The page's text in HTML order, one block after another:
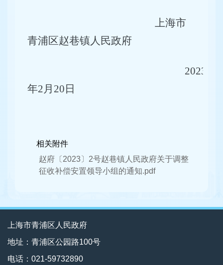
上海市
青浦区赵巷镇人民政府
2023
年2月 20 日
相关附件
赵府〔2023〕2号赵巷镇人民政府关于调整
征收补偿安置领导小组的通知.pdf
上海市青浦区人民政府
地址：青浦区公园路100号
电话：021-59732890